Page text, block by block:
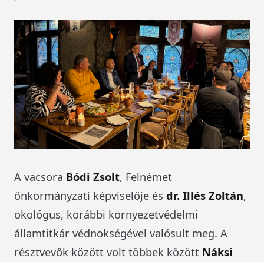
A vacsora Bódi Zsolt, Felnémet
önkormányzati képviselője és dr. Illés Zoltán,
ökológus, korábbi környezetvédelmi
államtitkár védnökségével valósult meg. A
résztvevők között volt többek között Náksi